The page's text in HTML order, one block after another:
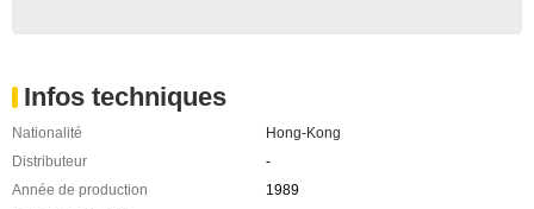
Infos techniques
Nationalité
Hong-Kong
Distributeur
-
Année de production
1989